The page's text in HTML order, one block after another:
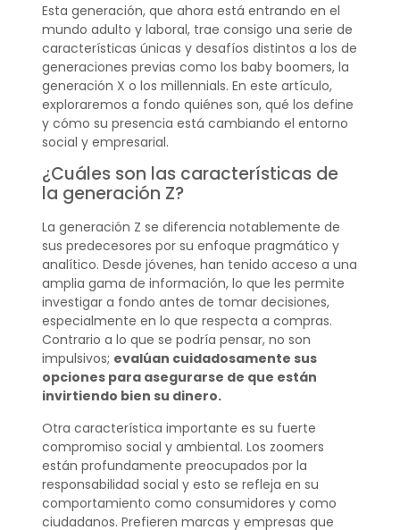
Esta generación, que ahora está entrando en el
mundo adulto y laboral, trae consigo una serie de
características únicas y desafíos distintos a los de
generaciones previas como los baby boomers, la
generación X o los millennials. En este artículo,
exploraremos a fondo quiénes son, qué los define
y cómo su presencia está cambiando el entorno
social y empresarial.
¿Cuáles son las características de
la generación Z?
La generación Z se diferencia notablemente de
sus predecesores por su enfoque pragmático y
analítico. Desde jóvenes, han tenido acceso a una
amplia gama de información, lo que les permite
investigar a fondo antes de tomar decisiones,
especialmente en lo que respecta a compras.
Contrario a lo que se podría pensar, no son
impulsivos; evalúan cuidadosamente sus
opciones para asegurarse de que están
invirtiendo bien su dinero.
Otra característica importante es su fuerte
compromiso social y ambiental. Los zoomers
están profundamente preocupados por la
responsabilidad social y esto se refleja en su
comportamiento como consumidores y como
ciudadanos. Prefieren marcas y empresas que